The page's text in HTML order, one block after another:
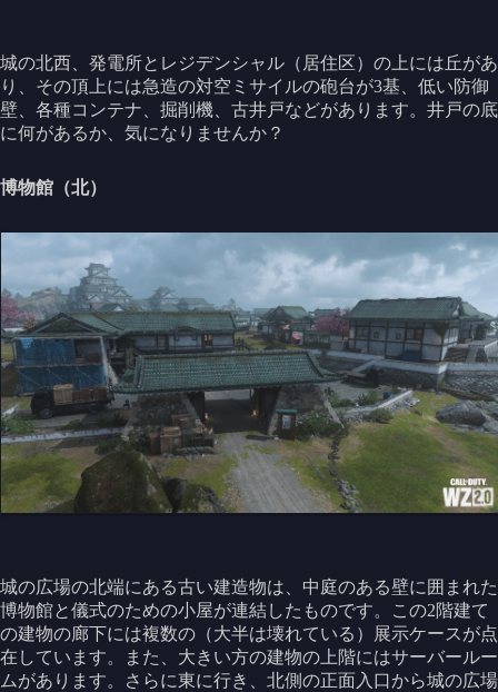
城の北西、発電所とレジデンシャル（居住区）の上には丘があ
り、その頂上には急造の対空ミサイルの砲台が3基、低い防御
壁、各種コンテナ、掘削機、古井戸などがあります。井戸の底
に何があるか、気になりませんか？
博物館（北）
城の広場の北端にある古い建造物は、中庭のある壁に囲まれた
博物館と儀式のための小屋が連結したものです。この2階建て
の建物の廊下には複数の（大半は壊れている）展示ケースが点
在しています。また、大きい方の建物の上階にはサーバールー
ムがあります。さらに東に行き、北側の正面入口から城の広場